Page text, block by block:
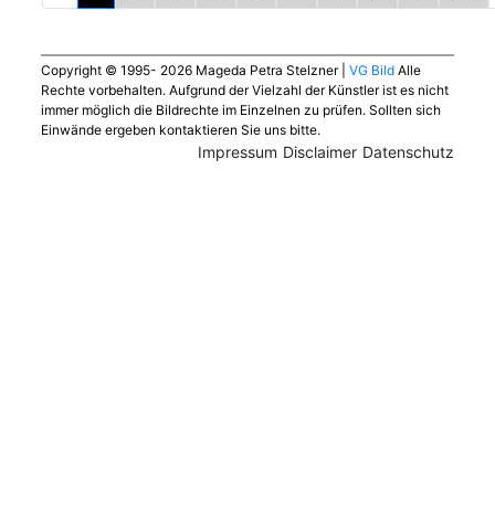
Copyright © 1995- 2026 Mageda Petra Stelzner |VG Bild Alle
Rechte vorbehalten. Aufgrund der Vielzahl der Künstler ist es nicht
immer möglich die Bildrechte im Einzelnen zu prüfen. Sollten sich
Einwände ergeben kontaktieren Sie uns bitte.
Datenschutz
Disclaimer
Impressum